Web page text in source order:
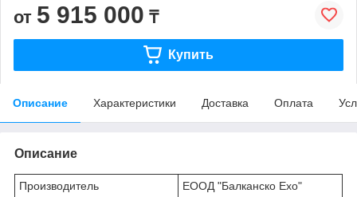
от 5 915 000 ₸
Купить
Описание Характеристики Доставка Оплата
Описание
Производитель
ЕООД "Балканско Ехо"